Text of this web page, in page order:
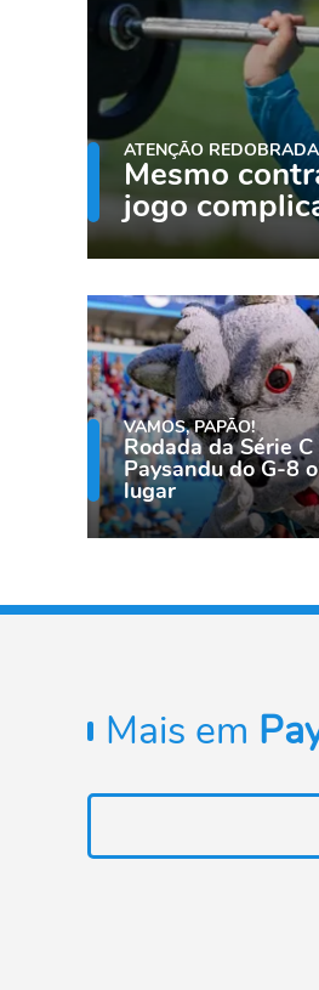
ATENÇÃO REDOBRADA
Mesmo
jogo
VAMOS, PAPÃO!
Rodada da Série
Paysandu do G-8
lugar
Mais em